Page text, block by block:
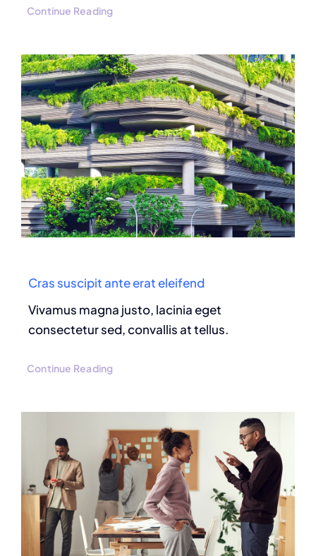
Continue Reading
Cras suscipit ante erat eleifend
Vivamus magna justo, lacinia eget
consectetur sed, convallis at tellus.
Continue Reading